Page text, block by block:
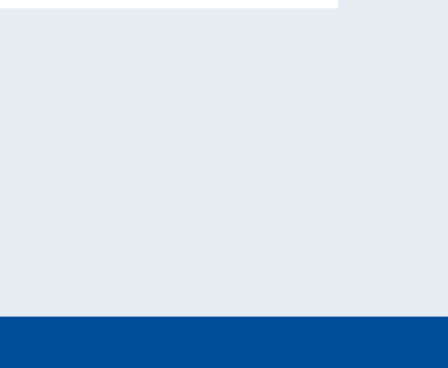
– messaggio del Vice Vresidente del Consiglio e